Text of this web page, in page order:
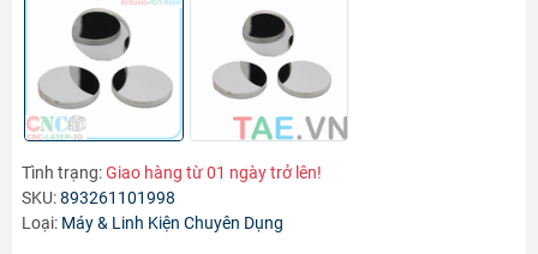
Tình trạng:Giao hàng từ 01 ngày trở lên!
SKU:893261101998
Loại: Máy & Linh Kiện Chuyên Dụng